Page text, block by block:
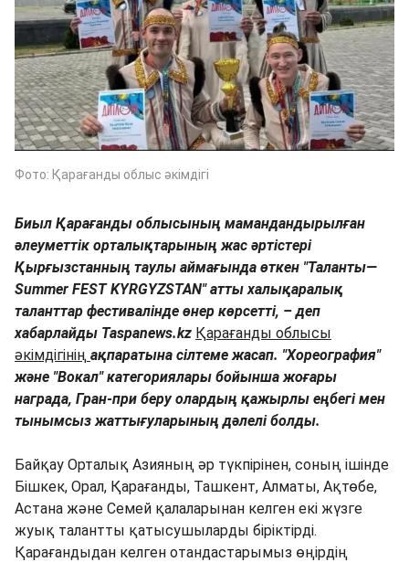
Фото: Қарағанды облыс әкімдігі
Биыл Қарағанды облысының мамандандырылған
әлеуметтік орталықтарының жас әртістері
Қырғызстанның таулы аймағында өткен "Таланты—
Summer FEST KYRGYZSTAN" атты халықаралық
таланттар фестивалінде өнер көрсетті, – деп
хабарлайды Taspanews.kz Қарағанды облысы
әкімдігінің ақпаратына сілтеме жасап. "Хореография"
және "Вокал" категориялары бойынша жоғары
награда, Гран-при беру олардың қажырлы еңбегі мен
тынымсыз жаттығуларының дәлелі болды.
Байқау Орталық Азияның әр түкпірінен, соның ішінде
Бішкек, Орал, Қарағанды, Ташкент, Алматы, Ақтөбе,
Астана және Семей қалаларынан келген екі жүзге
жуық талантты қатысушыларды біріктірді.
Қарағандыдан келген отандастарымыз өңірдің